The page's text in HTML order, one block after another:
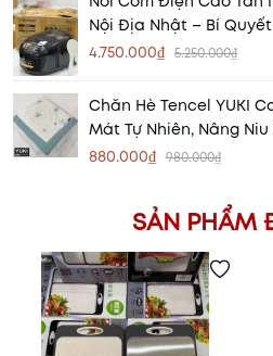
Nội Địa Nhật – Bí
Chuẩn Nhật
4.750.000₫ 5.250.000₫
Chăn Hè Tencel YUKI
Mát Tự Nhiên, Nâng
880.000₫ 980.000₫
SẢN PHẨM